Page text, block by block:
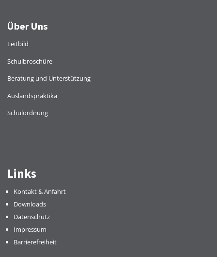
Über Uns
Leitbild
Schulbroschüre
Beratung und Unterstützung
Auslandspraktika
Schulordnung
Links
Kontakt & Anfahrt
Downloads
Datenschutz
Impressum
Barrierefreiheit